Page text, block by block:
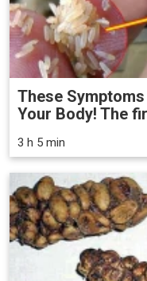
These
Your Body! The
3 h 5 min